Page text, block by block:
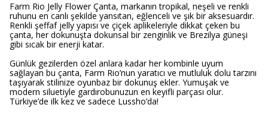
Farm Rio Jelly Flower Çanta, markanın tropikal, neşeli ve renkli
ruhunu en canlı şekilde yansıtan, eğlenceli ve şık bir aksesuardır.
Renkli şeffaf jelly yapısı ve çiçek aplikeleriyle dikkat çeken bu
çanta, her dokunuşta dokunsal bir zenginlik ve Brezilya güneşi
gibi sıcak bir enerji katar.
Günlük gezilerden özel anlara kadar her kombinle uyum
sağlayan bu çanta, Farm Rio’nun yaratıcı ve mutluluk dolu tarzını
taşıyarak stilinize oyunbaz bir dokunuş ekler. Yumuşak ve
modern siluetiyle gardırobunuzun en keyifli parçası olur.
Türkiye’de ilk kez ve sadece Lussho’da!